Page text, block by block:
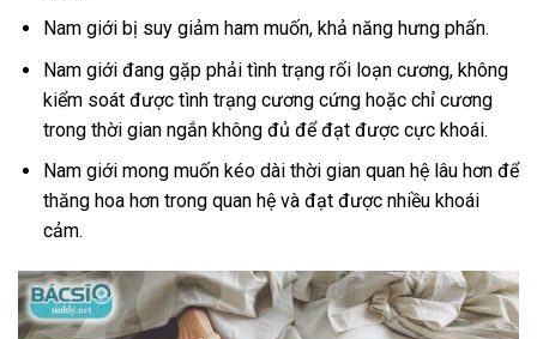
Nam giới bị suy giảm ham muốn, khả năng hưng phấn.
Nam giới đang gặp phải tình trạng rối loạn cương, không
kiểm soát được tình trạng cương cứng hoặc chỉ cương
trong thời gian ngắn không đủ để đạt được cực khoái.
Nam giới mong muốn kéo dài thời gian quan hệ lâu hơn để
thăng hoa hơn trong quan hệ và đạt được nhiều khoái
cảm.